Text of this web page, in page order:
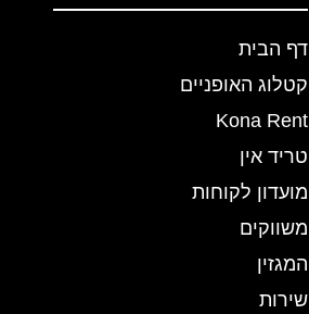
דף הבית
קטלוג האופניים
Kona Rent
טריד אין
מועדון לקוחות
משווקים
המגזין
שירות